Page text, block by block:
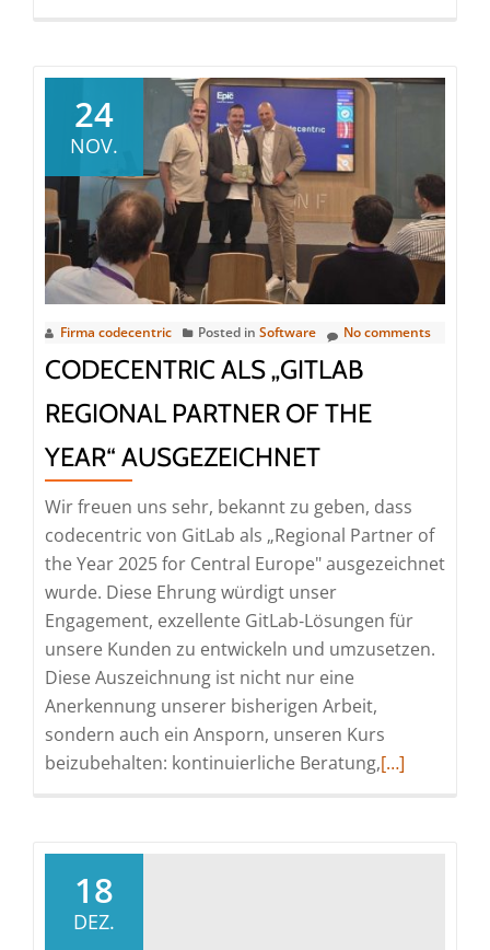
the
Year
–
DACH“
2025
24
NOV.
Firma codecentric Posted in Software No comments
CODECENTRIC ALS „GITLAB
REGIONAL PARTNER OF THE
YEAR“ AUSGEZEICHNET
Wir freuen uns sehr, bekannt zu geben, dass
codecentric von GitLab als „Regional Partner of
the Year 2025 for Central Europe" ausgezeichnet
wurde. Diese Ehrung würdigt unser
Engagement, exzellente GitLab‑Lösungen für
unsere Kunden zu entwickeln und umzusetzen.
Diese Auszeichnung ist nicht nur eine
Anerkennung unserer bisherigen Arbeit,
sondern auch ein Ansporn, unseren Kurs
beizubehalten: kontinuierliche Beratung,Read
[…]
18
DEZ.